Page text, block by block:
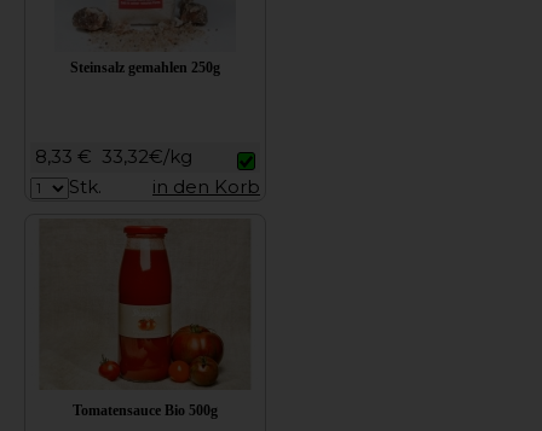
Steinsalz gemahlen 250g
8,33 € 33,32€/kg
Stk.
in den Korb
Tomatensauce Bio 500g